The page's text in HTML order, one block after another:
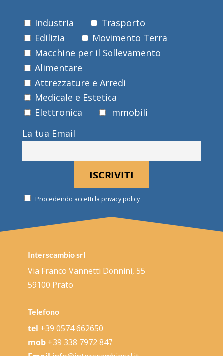
Industria
Trasporto
Edilizia
Movimento Terra
Macchine per il Sollevamento
Alimentare
Attrezzature e Arredi
Medicale e Estetica
Elettronica
Immobili
La tua Email
Procedendo accetti la privacy policy
Interscambio srl
Via Franco Vannetti Donnini, 55
59100 Prato
Telefono
tel +39 0574 662650
mob +39 338 7972 847